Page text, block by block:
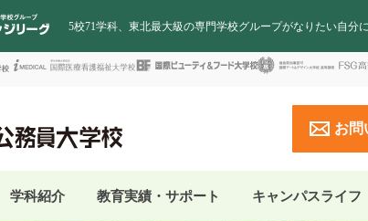
5校71学科、東北最大級の専門学校グループがなりたい自分
お問
学科紹介 教育実績・サポート キャンパスライフ